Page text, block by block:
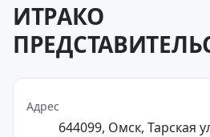
ИТРАКО
Адрес
644099, Омск, Тарская